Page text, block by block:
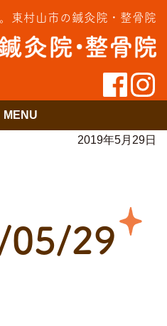
東村山市の鍼灸院・整骨院
2019年5月29日
05/29